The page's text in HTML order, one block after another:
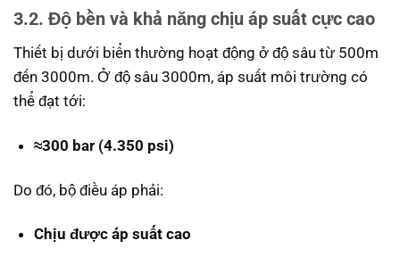
3.2. Độ bền và khả năng chịu áp suất cực cao
Thiết bị dưới biển thường hoạt động ở độ sâu từ 500m
đến 3000m. Ở độ sâu 3000m, áp suất môi trường có
thể đạt tới:
≈300 bar (4.350 psi)
Do đó, bộ điều áp phải:
Chịu được áp suất cao